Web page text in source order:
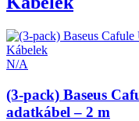
Kábelek
N/A
(3-pack) Baseus
adatkábel – 2 m